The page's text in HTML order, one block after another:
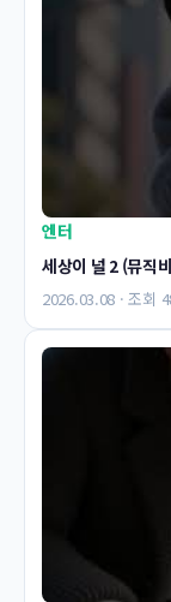
엔터
세상이 널 2 (뮤직
2026.03.08 · 조회